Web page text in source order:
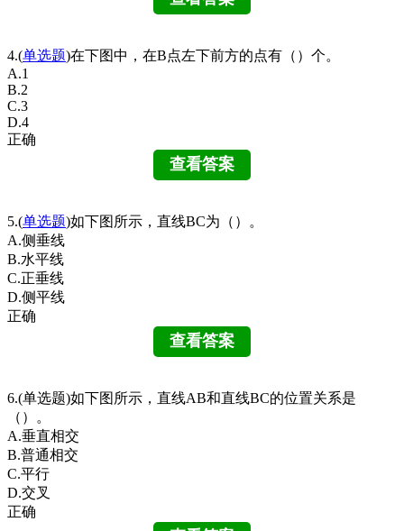
4.(单选题)在下图中，在B点左下前方的点有（）个。
A.1
B.2
C.3
D.4
正确
5.(单选题)如下图所示，直线BC为（）。
A.侧垂线
B.水平线
C.正垂线
D.侧平线
正确
6.(单选题)如下图所示，直线AB和直线BC的位置关系是
（）。
A.垂直相交
B.普通相交
C.平行
D.交叉
正确